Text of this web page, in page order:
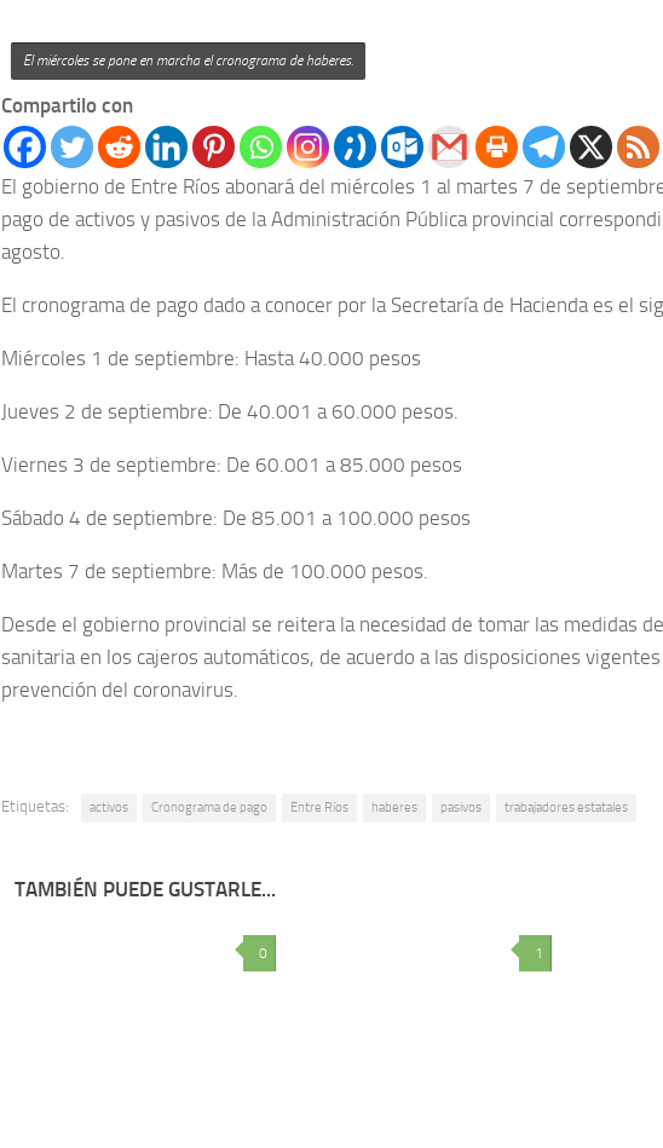
El miércoles se pone en marcha el cronograma de haberes.
Compartilo con
El gobierno de Entre Ríos abonará del miércoles 1 al martes 7 de
pago de activos y pasivos de la Administración Pública provincial
agosto.
El cronograma de pago dado a conocer por la Secretaría de Hacienda es el
Miércoles 1 de septiembre: Hasta 40.000 pesos
Jueves 2 de septiembre: De 40.001 a 60.000 pesos.
Viernes 3 de septiembre: De 60.001 a 85.000 pesos
Sábado 4 de septiembre: De 85.001 a 100.000 pesos
Martes 7 de septiembre: Más de 100.000 pesos.
Desde el gobierno provincial se reitera la necesidad de tomar las medidas
sanitaria en los cajeros automáticos, de acuerdo a las disposiciones
prevención del coronavirus.
Etiquetas: activos Cronograma de pago Entre Ríos haberes pasivos trabajadores estatales
TAMBIÉN PUEDE GUSTARLE...
0 1